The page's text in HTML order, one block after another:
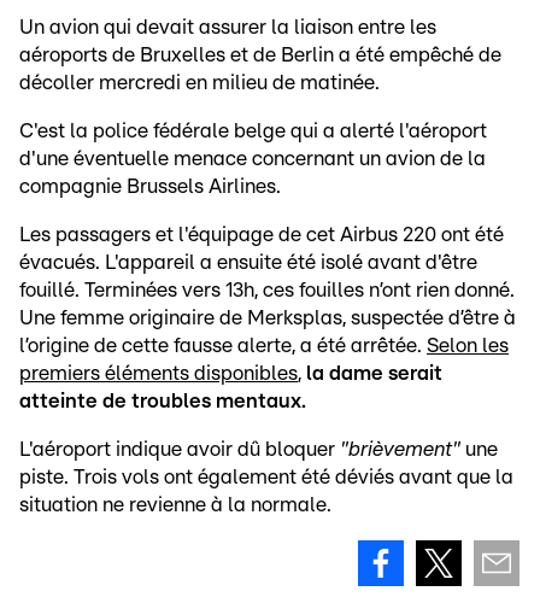
Un avion qui devait assurer la liaison entre les
aéroports de Bruxelles et de Berlin a été empêché de
décoller mercredi en milieu de matinée.
C'est la police fédérale belge qui a alerté l'aéroport
d'une éventuelle menace concernant un avion de la
compagnie Brussels Airlines.
Les passagers et l'équipage de cet Airbus 220 ont été
évacués. L'appareil a ensuite été isolé avant d'être
fouillé. Terminées vers 13h, ces fouilles n’ont rien donné.
Une femme originaire de Merksplas, suspectée d’être à
l’origine de cette fausse alerte, a été arrêtée. Selon les
premiers éléments disponibles, la dame serait
atteinte de troubles mentaux.
L'aéroport indique avoir dû bloquer "brièvement" une
piste. Trois vols ont également été déviés avant que la
situation ne revienne à la normale.